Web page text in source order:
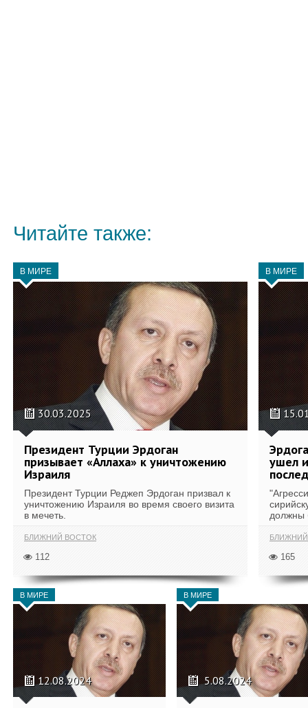
Читайте также:
В МИРЕ
30.03.2025
Президент Турции Эрдоган
призывает «Аллаха» к уничтожению
Израиля
Президент Турции Реджеп Эрдоган призвал к
уничтожению Израиля во время своего визита
в мечеть.
БЛИЖНИЙ ВОСТОК
112
В МИРЕ
ушел
должны
165
В МИРЕ
12.08.2024
В МИРЕ
5.08.2024